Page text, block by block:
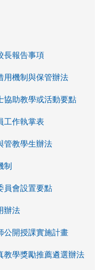
長報告事項
用機制與保管辦法
協助教學或活動要點
工作執掌表
管教學生辦法
制
員會設置要點
辦法
公開授課實施計畫
教學獎勵推薦遴選辦法